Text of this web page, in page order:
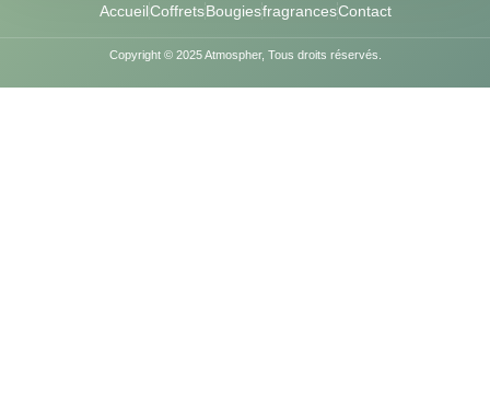
AccueilCoffretsBougiesfragrancesContact
Copyright © 2025 Atmospher, Tous droits réservés.